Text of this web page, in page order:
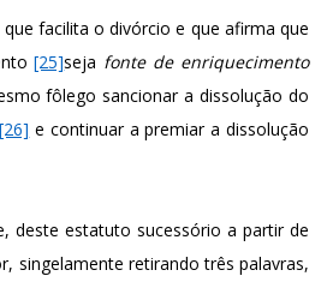
facilita o divórcio e que afirma que
[25]seja fonte de enriquecimento
fôlego sancionar a dissolução do
[26] e continuar a premiar a dissolução
deste estatuto sucessório a partir de
singelamente retirando três palavras,